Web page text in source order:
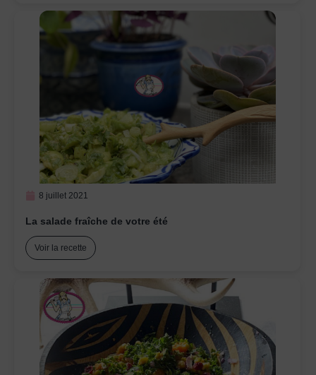
8 juillet 2021
La salade fraîche de votre été
Voir la recette